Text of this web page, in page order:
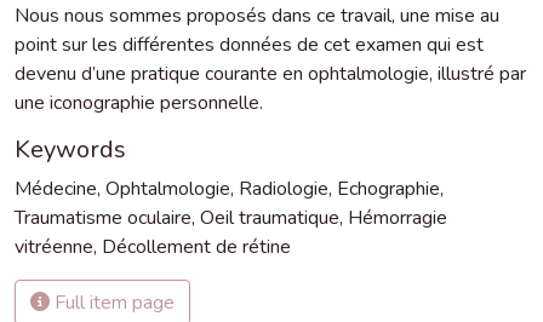
Nous nous sommes proposés dans ce travail, une mise au
point sur les différentes données de cet examen qui est
devenu d’une pratique courante en ophtalmologie, illustré par
une iconographie personnelle.
Keywords
Médecine, Ophtalmologie, Radiologie, Echographie,
Traumatisme oculaire, Oeil traumatique, Hémorragie
vitréenne, Décollement de rétine
Full item page